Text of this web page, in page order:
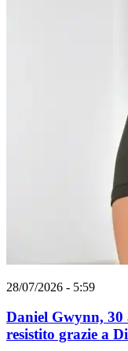
28/07/2026 - 5:59
Daniel Gwynn, 30
resistito grazie a